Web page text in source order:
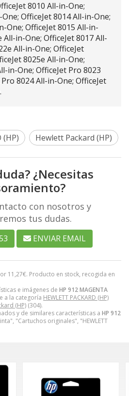
11,27€. Producto en stock, recogida en
e imágenes de HP 912 MAGENTA
a la categoría HEWLETT PACKARD (HP)
(HP) (304).
y de similares características a HP 912
"Cartuchos originales", "HEWLETT
8010 All-in-One;
OfficeJet 8014 All-in-One;
One; OfficeJet 8015 All-in-
All-in-One; OfficeJet 8017 All-
All-in-One; OfficeJet
8025e All-in-One;
in-One; OfficeJet Pro 8023
8024 All-in-One; OfficeJet
(HP)
Hewlett Packard (HP)
¿Necesitas
con nosotros y
tus dudas.
ENVIAR EMAIL